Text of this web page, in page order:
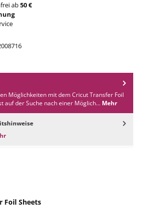
ab50 €
Möglichkeiten mit dem Cricut Transfer Foil
auf der Suche nach einer Möglich… Mehr
Foil Sheets